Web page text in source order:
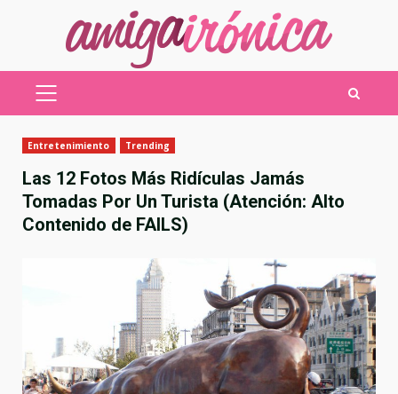
MENÚ
Entretenimiento Trending
Las 12 Fotos Más Ridículas Jamás
Tomadas Por Un Turista (Atención: Alto
Contenido de FAILS)